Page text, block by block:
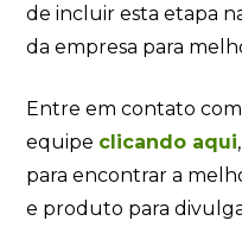
de incluir esta etapa
da empresa para
Entre em contato com
equipe clicando aqui
para encontrar a
e produto para